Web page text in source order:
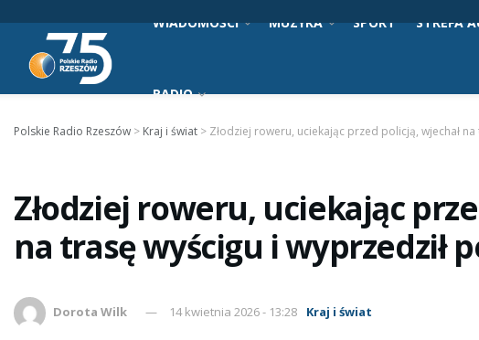
WIADOMOŚCI MUZYKA SPORT STREFA
RADIO
Polskie Radio Rzeszów > Kraj i świat > Złodziej roweru, uciekając przed policją, wjechał
Złodziej roweru, uciekając
na trasę wyścigu i wyprzedził
Dorota Wilk 14 kwietnia 2026 - 13:28 Kraj i świat